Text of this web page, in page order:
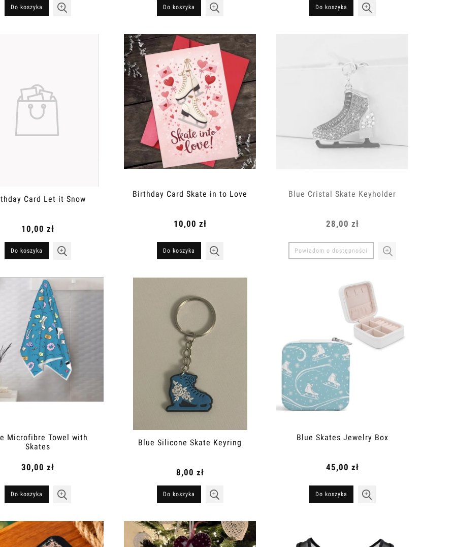
Do koszyka Do koszyka Do koszyka
Card Let it Snow
10,00 zł
Do koszyka
Birthday Card Skate in to Love
10,00 zł
Do koszyka
Blue Cristal Skate Keyholder
28,00 zł
Powiadom o dostępności
Microfibre Towel with
Skates
30,00 zł
Do koszyka
Blue Silicone Skate Keyring
8,00 zł
Do koszyka
Blue Skates Jewelry Box
45,00 zł
Do koszyka